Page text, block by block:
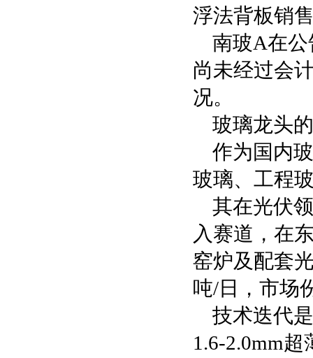
浮法背板销
南玻A在
尚未经过会
况。
玻璃龙头
作为国内
玻璃、工程
其在光伏
入赛道，在
窑炉及配套
吨/日，市场
技术迭代
1.6-2.0mm